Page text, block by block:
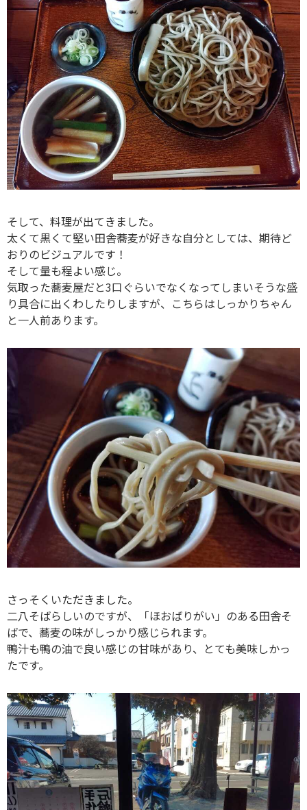
そして、料理が出てきました。
太くて黒くて堅い田舎蕎麦が好きな自分としては、期待ど
おりのビジュアルです！
そして量も程よい感じ。
気取った蕎麦屋だと3口ぐらいでなくなってしまいそうな盛
り具合に出くわしたりしますが、こちらはしっかりちゃん
と一人前あります。
さっそくいただきました。
二八そばらしいのですが、「ほおばりがい」のある田舎そ
ばで、蕎麦の味がしっかり感じられます。
鴨汁も鴨の油で良い感じの甘味があり、とても美味しかっ
たです。